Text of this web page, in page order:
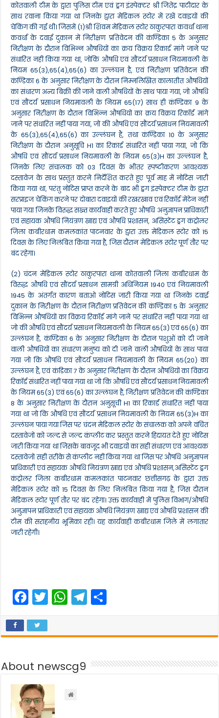
कोतवाली टीम के द्वारा पुलिस टीम एवं ड्रग इंस्पेक्टर श्री जितेंद्र पाटीदार के
साथ रवाना किया गया था जिनके द्वारा मेडिकल स्टोर में रखें दवाइयों की
चेकिंग की गई थी। जिसमें (1)श्री शिवम मेडिकल स्टोर ठाकुरपारा कवर्धा थाना
कवर्धा के दवाई दुकान में निरीक्षण प्रतिवेदन की कंण्डिका 5 के अनुसार
निरीक्षण के दौरान विभिन्न औषधियों का क्रय विक्रय रिकार्ड मांगे जाने पर
संधारित नहीं किया गया था, जोकि औषधि एवं सौंदर्य प्रसाधन नियमावली के
नियम 65(3),65(4),65(6) का उल्लंघन है, एवं निरीक्षण प्रतिवेदन की
कंण्डिका 6 के अनुसार निरीक्षण के दौरान निम्नलिखित कालातीत औषधियों
का संधारण अन्य बिक्री की जाने वाली औषधियों के साथ पाया गया, जो औषधि
एवं सौंदर्य प्रसाधन नियमावली के नियम 65(17) साथ ही कंण्डिका 9 के
अनुसार निरीक्षण के दौरान विभिन्न औषधियों का क्रय विक्रय रिकॉर्ड मांगे
जाने पर संधारित नहीं पाया गया, जो की औषधि एवं सौंदर्य प्रसाधन नियमावली
के 65(3),65(4),65(6) का उल्लंघन हैं, तथा कंण्डिका 10 के अनुसार
निरीक्षण के दौरान अनुसूचि H1 का रिकार्ड संधारित नहीं पाया गया, जो कि
औषधि एवं सौंदर्य प्रसाधन नियमावली के नियम 65(3)H का उल्लंघन है,
जिनके लिए संचालक को 03 दिवस के भीतर स्पष्टीकरण आवश्यक
दस्तावेज के साथ प्रस्तुत करने निर्देशित करते हुए पूर्व माह में नोटिस जारी
किया गया था, परंतु नोटिस प्राप्त करने के बाद भी ड्रग इंस्पेक्टर टीम के द्वारा
सरप्राइज चेकिंग करने पर दोबारा दवाइयों की रखरखाव एवं रिकॉर्ड मेंटेन नहीं
पाया गया जिनके विरुद्ध सख्त कार्यवाही करते हुए औषधि अनुज्ञापन प्राधिकारी
एवं सहायक औषधि नियंत्रण खाद्य एवं औषधि प्रशासन, असिस्टेंट ड्रग कंट्रोलर
जिला कबीरधाम कमलकांत पाटनवार के द्वारा उक्त मेडिकल स्टोर को 15
दिवस के लिए निलंबित किया गया है, जिस दौरान मेडिकल स्टोर पूर्ण तौर पर
बंद रहेगा।
(2) चंदन मेडिकल स्टोर ठाकुरपारा थाना कोतवाली जिला कबीरधाम के
विरुद्ध औषधि एवं सौंदर्य प्रसाधन सामग्री अधिनियम 1940 एवं नियमावली
1945 के अंतर्गत कारण बताओ नोटिस जारी किया गया था जिनके दवाई
दुकान के निरीक्षण के दौरान निरीक्षण प्रतिवेदन की कंण्डिका 5 के अनुसार
विभिन्न औषधियों का विक्रय रिकॉर्ड मांगे जाने पर संधारित नहीं पाया गया था
जो की औषधि एवं सौंदर्य प्रसाधन नियमावली के नियम 65(3) एवं 65(6) का
उल्लंघन है, कंण्डिका 6 के अनुसार निरीक्षण के दौरान पशुओं को दी जाने
वाली औषधियों का संधारण मनुष्य को दी जाने वाली औषधियों के साथ पाया
गया जो कि औषधि एवं सौंदर्य प्रसाधन नियमावली के नियम 65(20) का
उल्लंघन हैं, एवं कंडिका 7 के अनुसार निरीक्षण के दौरान औषधियों का विक्रय
रिकॉर्ड संधारित नहीं पाया गया था जो कि औषधि एवं सौंदर्य प्रसाधन नियमावली
के नियम 65(3) एवं 65(6) का उल्लंघन है, निरीक्षण प्रतिवेदन की कंण्डिका
8 के अनुसार निरीक्षण के दौरान अनुसूची H1 का रिकार्ड संधारित नहीं पाया
गया था जो कि औषधि एवं सौंदर्य प्रसाधन नियमावली के नियम 65(3)H का
उल्लंघन पाया गया जिस पर चंदन मेडिकल स्टोर के संचालक को अपने वंचित
दस्तावेजों को जल्द से जल्द कंप्लीट कर प्रस्तुत करने हिदायत देते हुए नोटिस
जारी किया गया था जिसके बावजूद भी दवाइयों का सही संधारण एवं आवश्यक
दस्तावेजों सही तरीके से कंप्लीट नहीं किया गया था जिस पर औषधि अनुज्ञापन
प्राधिकारी एवं सहायक औषधि नियंत्रण खाद्य एवं औषधि प्रशासन,असिस्टेंट ड्रग
कंट्रोलर जिला कबीरधाम कमलकांत पाटनवार छत्तीसगढ़ के द्वारा उक्त
मेडिकल स्टोर को 15 दिवस के लिए निलंबित किया गया है, जिस दौरान
मेडिकल स्टोर पूर्ण तौर पर बंद रहेगा। उक्त कार्यवाही में पुलिस विभाग/औषधि
अनुज्ञापन प्राधिकारी एवं सहायक औषधि नियंत्रण खाद्य एवं औषधि प्रशासन की
टीम की सराहनीय भूमिका रही। यह कार्यवाही कबीरधाम जिले में लगातार
जारी रहेगी।
F
a
c
e
b
o
o
k
T
w
er
W
h
ts
A
p
p
T
el
gr
a
e
About newscg9